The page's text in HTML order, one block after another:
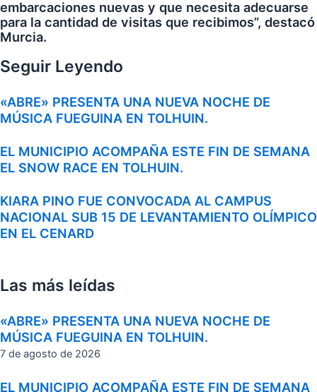
embarcaciones nuevas y que necesita adecuarse
para la cantidad de visitas que recibimos”, destacó
Murcia.
Seguir Leyendo
«ABRE» PRESENTA UNA NUEVA NOCHE DE
MÚSICA FUEGUINA EN TOLHUIN.
EL MUNICIPIO ACOMPAÑA ESTE FIN DE SEMANA
EL SNOW RACE EN TOLHUIN.
KIARA PINO FUE CONVOCADA AL CAMPUS
NACIONAL SUB 15 DE LEVANTAMIENTO OLÍMPICO
EN EL CENARD
Las más leídas
«ABRE» PRESENTA UNA NUEVA NOCHE DE
MÚSICA FUEGUINA EN TOLHUIN.
7 de agosto de 2026
EL MUNICIPIO ACOMPAÑA ESTE FIN DE SEMANA